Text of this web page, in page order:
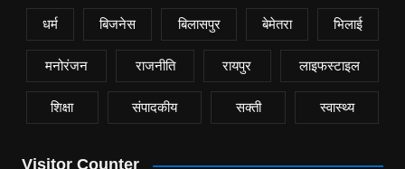
धर्म बिजनेस बिलासपुर बेमेतरा भिलाई
मनोरंजन राजनीति रायपुर लाइफस्टाइल
शिक्षा संपादकीय सक्ती स्वास्थ्य
Visitor Counter